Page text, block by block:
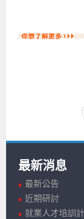
最新消息
最新公告
近期研討
就業人才培訓